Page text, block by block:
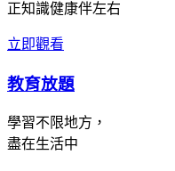
正知識健康伴左右
立即觀看
教育放題
學習不限地方，
盡在生活中